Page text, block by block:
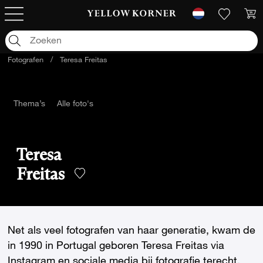
Fotografen / Teresa Freitas
Thema’s Alle foto's
Teresa
Freitas
Net als veel fotografen van haar generatie, kwam de
in 1990 in Portugal geboren Teresa Freitas via